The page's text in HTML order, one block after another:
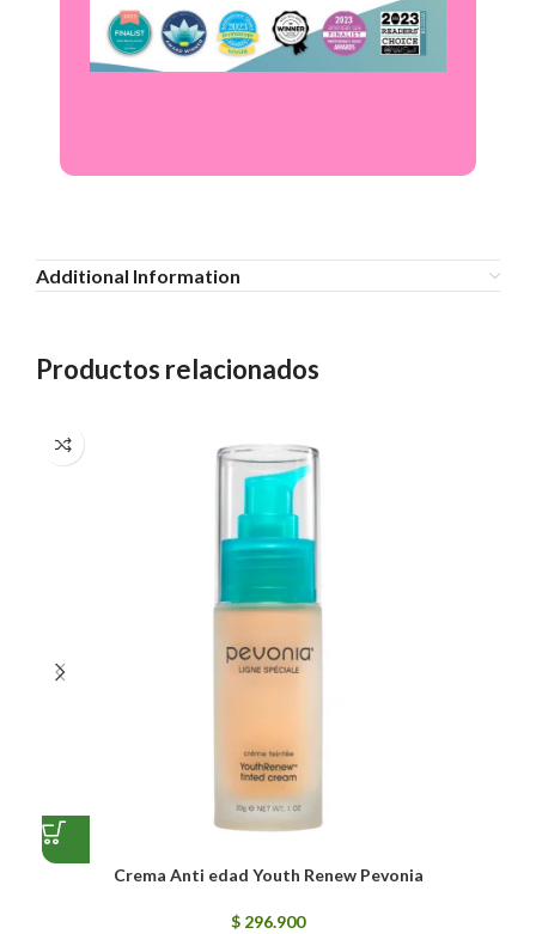
Additional Information
Productos relacionados
Crema Anti edad Youth Renew Pevonia
$ 296.900